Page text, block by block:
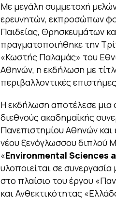
Με μεγάλη συμμετοχή
ερευνητών, εκπροσώπων
Παιδείας, Θρησκευμάτων
πραγματοποιήθηκε την
«Κωστής Παλαμάς» του
Αθηνών, η εκδήλωση με
περιβαλλοντικές
Η εκδήλωση αποτέλεσε μια
διεθνούς ακαδημαϊκής
Πανεπιστημίου Αθηνών
νέου ξενόγλωσσου διπλού
«Environmental Sciences
υλοποιείται σε συνεργασία
στο πλαίσιο του έργου
και Ανθεκτικότητας